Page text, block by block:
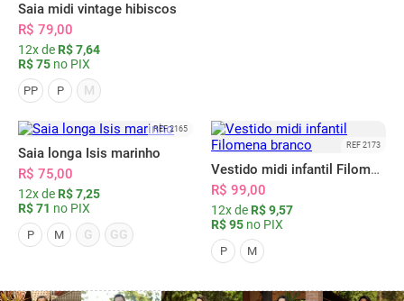
Saia midi vintage hibiscos
R$ 79,00
12x de R$ 7,64
R$ 75 no PIX
PP P M
REF 2165
Saia longa Isis marinho
R$ 75,00
12x de R$ 7,25
R$ 71 no PIX
P M G GG
REF 2173
Vestido midi infantil Filomena branco
R$ 99,00
12x de R$ 9,57
R$ 95 no PIX
P M